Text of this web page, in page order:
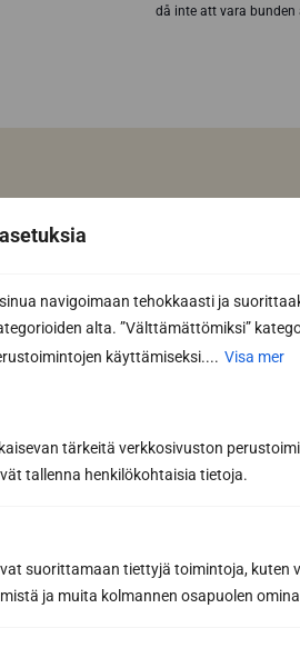
navigoimaan tehokkaasti ja
alta. ”Välttämättömiksi”
käyttämiseksi.... Visa mer
tärkeitä verkkosivuston
tallenna henkilökohtaisia tietoja.
suorittamaan tiettyjä toimintoja, kuten
ja muita kolmannen osapuolen
då inte att vara bunden
Designa din